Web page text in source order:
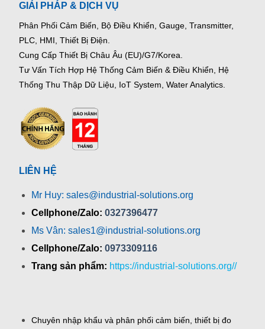
GIẢI PHÁP & DỊCH VỤ
Phân Phối Cảm Biến, Bộ Điều Khiển, Gauge, Transmitter,
PLC, HMI, Thiết Bị Điện.
Cung Cấp Thiết Bị Châu Âu (EU)/G7/Korea.
Tư Vấn Tích Hợp Hệ Thống Cảm Biến & Điều Khiển, Hệ
Thống Thu Thập Dữ Liệu, IoT System, Water Analytics.
LIÊN HỆ
Mr Huy: sales@industrial-solutions.org
Cellphone/Zalo: 0327396477
Ms Vân: sales1@industrial-solutions.org
Cellphone/Zalo: 0973309116
Trang sản phẩm: https://industrial-solutions.org//
Chuyên nhập khẩu và phân phối cảm biến, thiết bị đo